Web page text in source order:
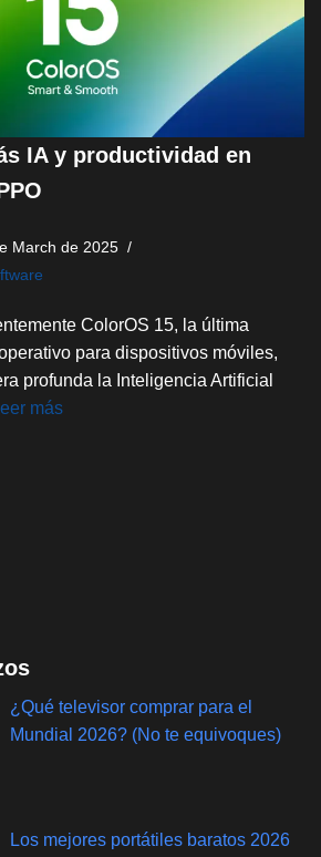
IA y productividad en
March de 2025
ColorOS 15, la última
para dispositivos móviles,
profunda la Inteligencia Artificial
más
¿Qué televisor comprar para el
Mundial 2026? (No te equivoques)
Los mejores portátiles baratos 2026